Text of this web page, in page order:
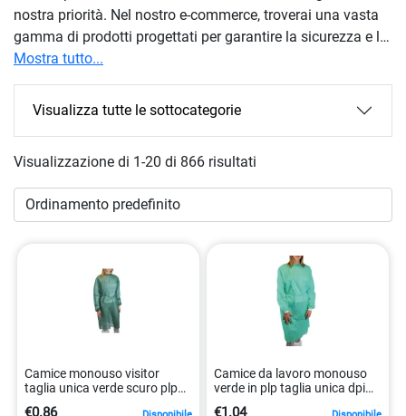
nostra priorità. Nel nostro e-commerce, troverai una vasta
gamma di prodotti progettati per garantire la sicurezza e la
tranquillità in casa, sul lavoro o ovunque tu vada. Con i
protezione e la prevenzione sul posto di lavoro sono
essenziali per assicurare la salute e il benessere dei
dipendenti e prevenire incidenti sul lavoro. Scegliendo i
nostri prodotti di sicurezza, puoi dormire sonni tranquilli
sapendo di avere preso le precauzioni necessarie per
proteggere te stesso, la tua famiglia e i tuoi beni. Esplora la
e investi nella tua tranquillità.
Mostra tutto...
Visualizza tutte le sottocategorie
Visualizzazione di 1-20 di 866 risultati
Camice monouso visitor
taglia unica verde scuro plp
18gr 8057714904805
€0.86 Disponibile
Camice da lavoro monouso
verde in plp taglia unica dpi
categoria i 8057714904782
€1.04 Disponibile